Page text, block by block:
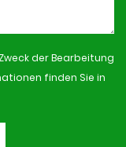
der Bearbeitung
finden Sie in